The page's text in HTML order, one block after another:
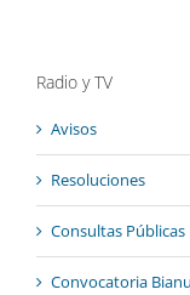
Radio y TV
Avisos
Resoluciones
Consultas Públicas
Convocatoria